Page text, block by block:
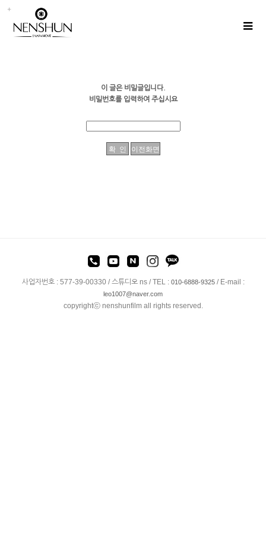
이 글은 비밀글입니다.
비밀번호를 입력하여 주십시요
사업자번호 : 577-39-00330 / 스튜디오 ns / TEL : 010-6888-9325/ E-mail :
leo1007@naver.com
copyrightⓒ nenshunfilm all rights reserved.